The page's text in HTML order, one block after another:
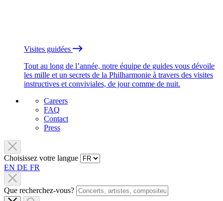
Visites guidées
Tout au long de l’année, notre équipe de guides vous dévoile
les mille et un secrets de la Philharmonie à travers des visites
instructives et conviviales, de jour comme de nuit.
Careers
FAQ
Contact
Press
Choisissez votre langue
EN DE FR
Que recherchez-vous?